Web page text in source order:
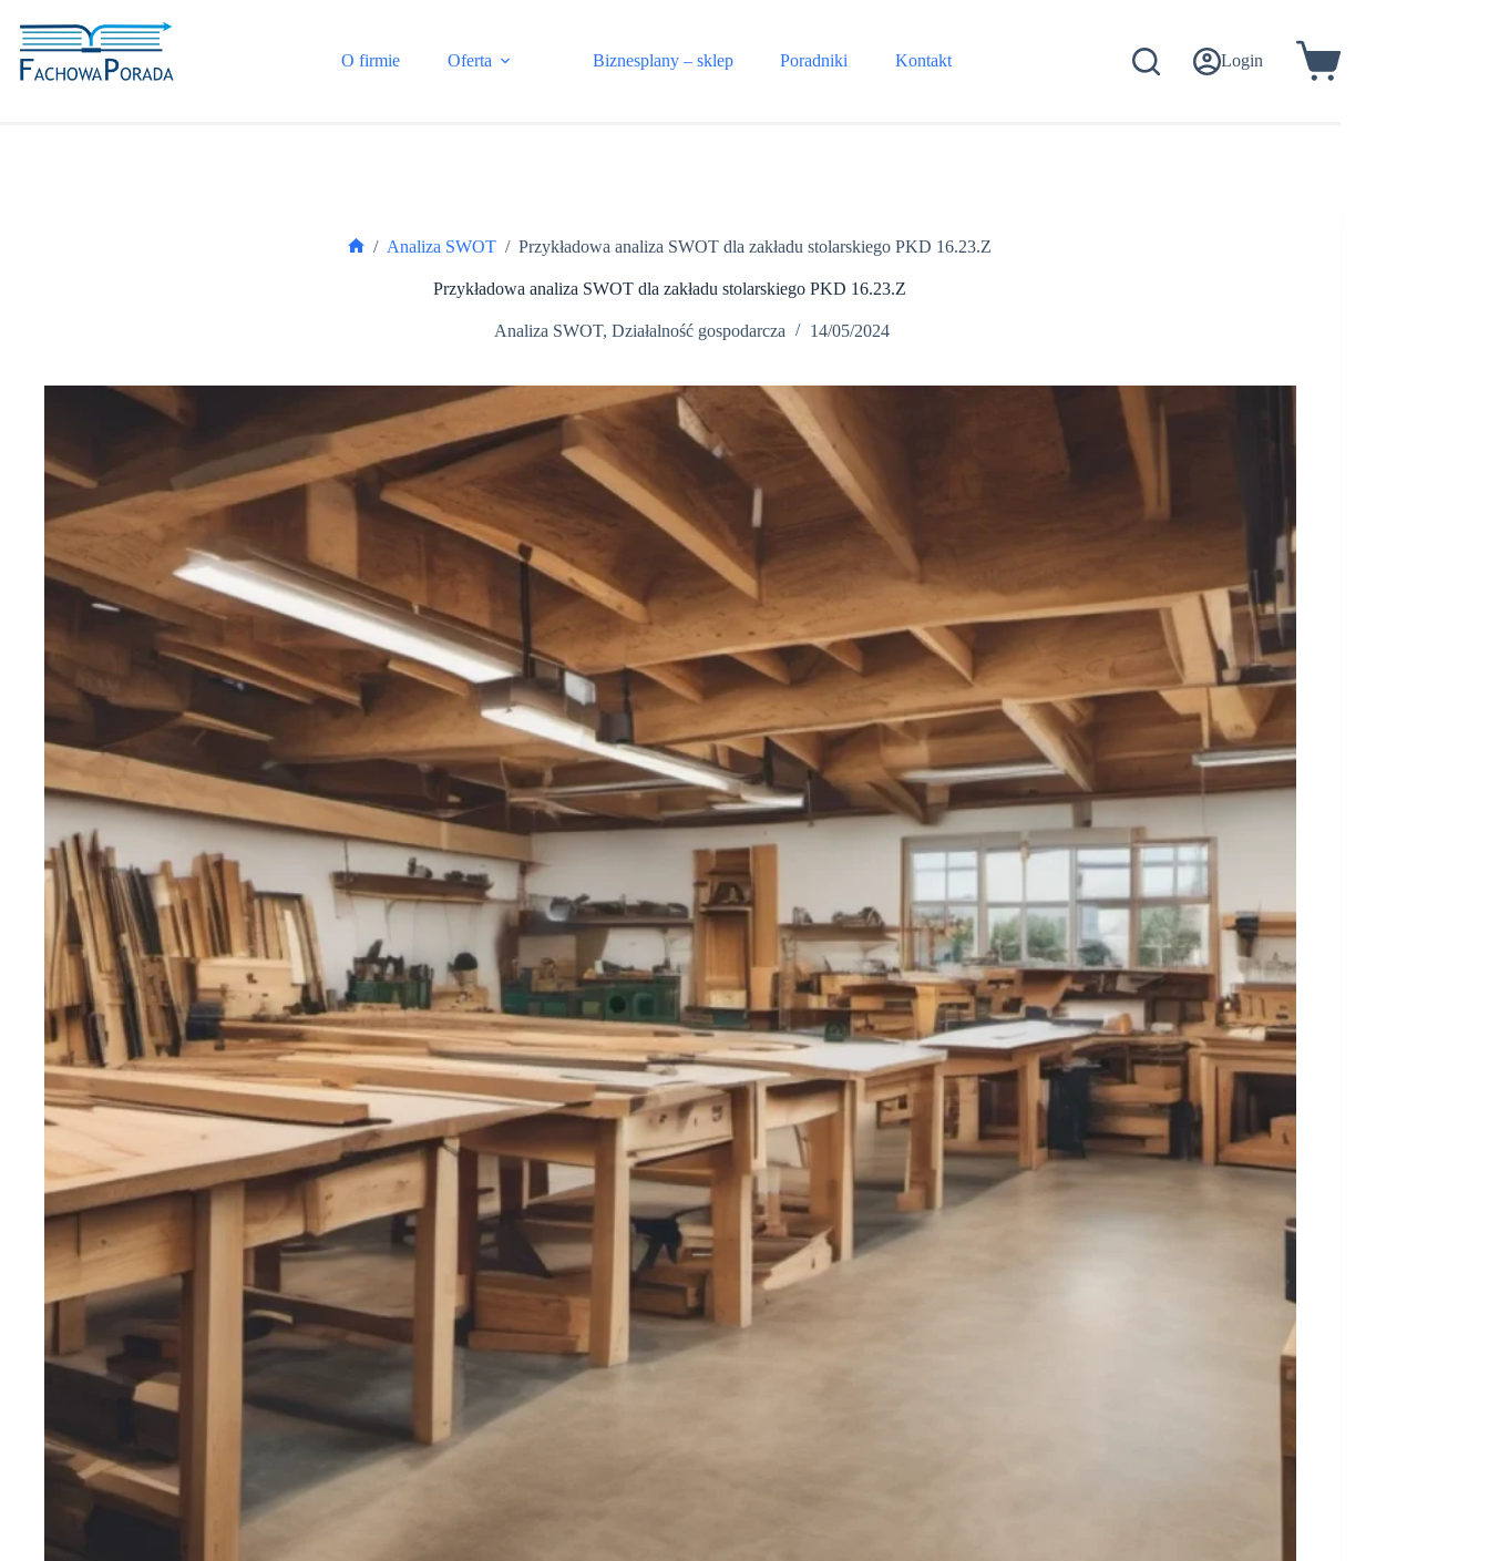
treści
O firmie Oferta Biznesplany – sklep Poradniki Kontakt Login Koszyk
/ Analiza SWOT / Przykładowa analiza SWOT dla zakładu stolarskiego PKD 16.23.Z
Przykładowa analiza SWOT dla zakładu stolarskiego PKD 16.23.Z
Analiza SWOT,Działalność gospodarcza 14/05/2024